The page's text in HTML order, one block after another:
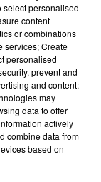
select personalised
content
or combinations
services; Create
personalised
prevent and
and content;
may
data to offer
actively
combine data from
based on